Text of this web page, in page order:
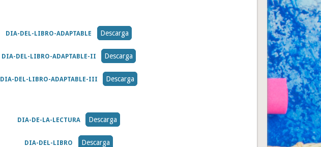
DIA-DEL-LIBRO-ADAPTABLE Descarga
DIA-DEL-LIBRO-ADAPTABLE-II Descarga
DIA-DEL-LIBRO-ADAPTABLE-III Descarga
DIA-DE-LA-LECTURA Descarga
DIA-DEL-LIBRO Descarga